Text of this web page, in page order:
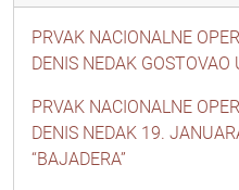
PRVAK NACIONALNE
DENIS NEDAK GOSTOVAO
PRVAK NACIONALNE
DENIS NEDAK 19.
“BAJADERA”